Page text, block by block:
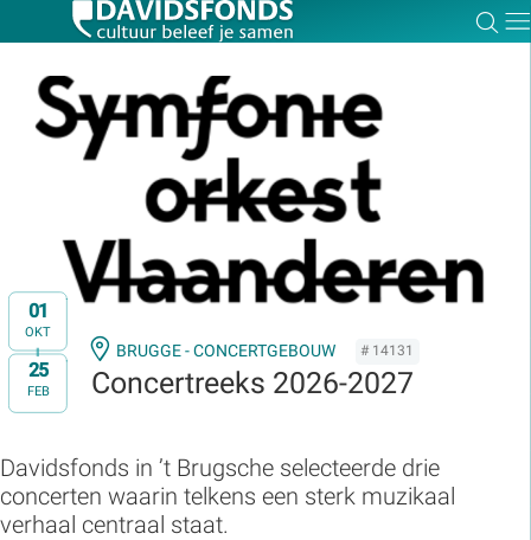
01
OKT
t/m
25
FEB
BRUGGE - CONCERTGEBOUW # 14131
Concertreeks 2026-2027
Davidsfonds in ’t Brugsche selecteerde drie
concerten waarin telkens een sterk muzikaal
verhaal centraal staat.
Zoeken